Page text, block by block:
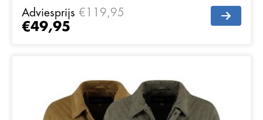
Adviesprijs €119,95
€49,95